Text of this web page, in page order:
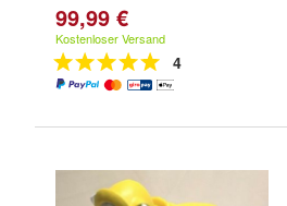
99,99 €
Kostenloser Versand
4